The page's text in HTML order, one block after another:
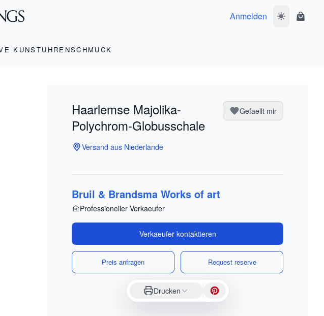
Anmelden
KUNSTUHRENSCHMUCK
Haarlemse Majolika-
Polychrom-Globusschale
Gefaellt mir
Versand aus Niederlande
Bruil & Brandsma Works of art
Professioneller Verkaeufer
Verkaeufer kontaktieren
Preis anfragen Request reserve
Drucken